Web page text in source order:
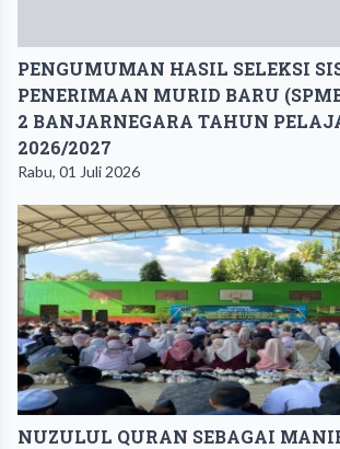
PENGUMUMAN ​HASIL SELEKSI
PENERIMAAN MURID BARU
2 BANJARNEGARA TAHUN
2026/2027
Rabu, 01 Juli 2026
NUZULUL QURAN SEBAGAI